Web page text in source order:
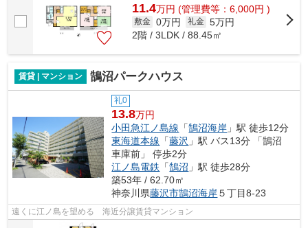
11.4万円 (管理費等：6,000円 )
敷金 0万円 礼金 5万円
2階 / 3LDK / 88.45㎡
賃貸 | マンション 鵠沼パークハウス
礼0
13.8万円
小田急江ノ島線 「鵠沼海岸 」駅 徒歩12分
東海道本線 「藤沢 」駅 バス13分 「鵠沼
車庫前」 停歩2分
江ノ島電鉄 「鵠沼 」駅 徒歩28分
築53年 / 62.70㎡
神奈川県藤沢市鵠沼海岸５丁目8-23
遠くに江ノ島を望める 海近分譲賃貸マンション